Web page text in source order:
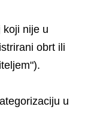
koji nije u
obrt ili
u